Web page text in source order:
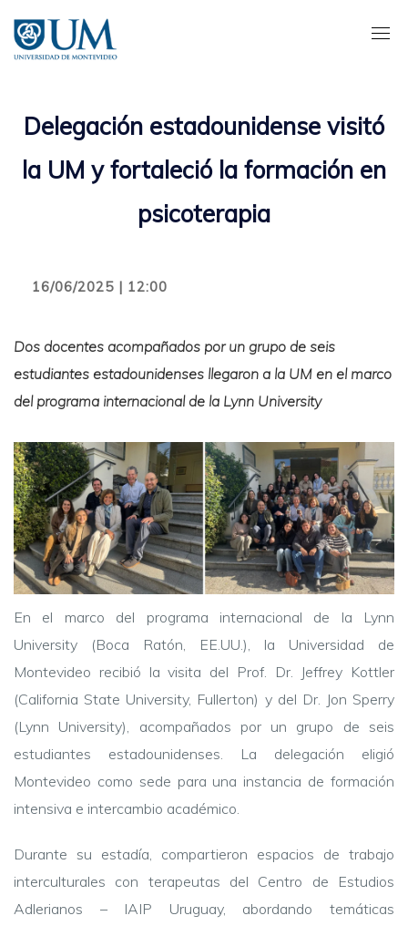
contenido
principal
Delegación estadounidense visitó
la UM y fortaleció la formación en
psicoterapia
16/06/2025 | 12:00
Dos docentes acompañados por un grupo de seis
estudiantes estadounidenses llegaron a la UM en el marco
del programa internacional de la Lynn University
En el marco del programa internacional de la Lynn
University (Boca Ratón, EE.UU.), la Universidad de
Montevideo recibió la visita del Prof. Dr. Jeffrey Kottler
(California State University, Fullerton) y del Dr. Jon Sperry
(Lynn University), acompañados por un grupo de seis
estudiantes estadounidenses. La delegación eligió
Montevideo como sede para una instancia de formación
intensiva e intercambio académico.
Durante su estadía, compartieron espacios de trabajo
interculturales con terapeutas del Centro de Estudios
Adlerianos – IAIP Uruguay, abordando temáticas